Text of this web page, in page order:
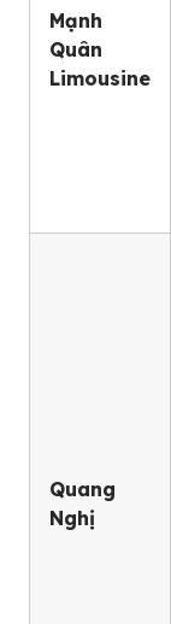
Mạnh
Quân
Limousine
Quang
Nghị